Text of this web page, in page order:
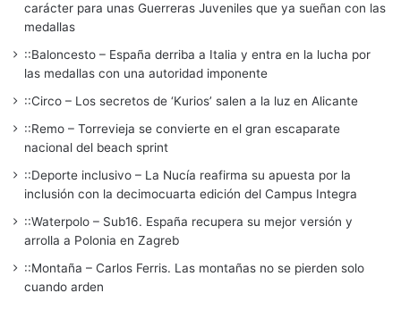
carácter para unas Guerreras Juveniles que ya sueñan con las
medallas
::Baloncesto – España derriba a Italia y entra en la lucha por
las medallas con una autoridad imponente
::Circo – Los secretos de ‘Kurios’ salen a la luz en Alicante
::Remo – Torrevieja se convierte en el gran escaparate
nacional del beach sprint
::Deporte inclusivo – La Nucía reafirma su apuesta por la
inclusión con la decimocuarta edición del Campus Integra
::Waterpolo – Sub16. España recupera su mejor versión y
arrolla a Polonia en Zagreb
::Montaña – Carlos Ferris. Las montañas no se pierden solo
cuando arden